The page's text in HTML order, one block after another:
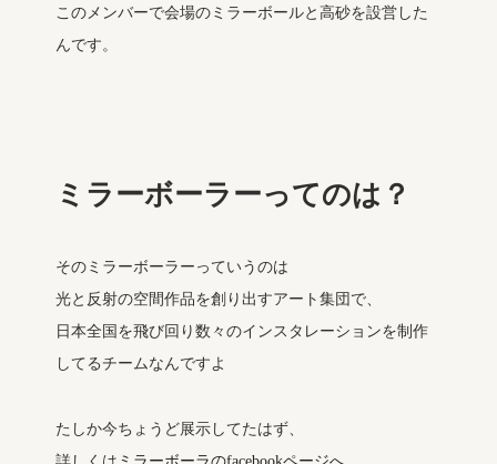
このメンバーで会場のミラーボールと高砂を設営した
んです。
ミラーボーラーってのは？
そのミラーボーラーっていうのは
光と反射の空間作品を創り出すアート集団で、
日本全国を飛び回り数々のインスタレーションを制作
してるチームなんですよ
たしか今ちょうど展示してたはず、